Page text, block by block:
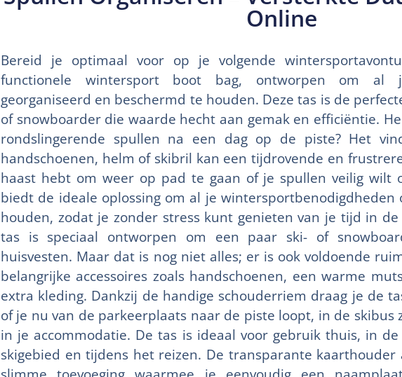
Online
Bereid je optimaal voor op je volgende
functionele wintersport boot bag, ontworpen om al
georganiseerd en beschermd te houden. Deze tas is de
of snowboarder die waarde hecht aan gemak en efficiëntie.
rondslingerende spullen na een dag op de piste? Het
handschoenen, helm of skibril kan een tijdrovende en
haast hebt om weer op pad te gaan of je spullen veilig wilt
biedt de ideale oplossing om al je wintersportbenodigdheden
houden, zodat je zonder stress kunt genieten van je tijd in de
tas is speciaal ontworpen om een paar ski- of
huisvesten. Maar dat is nog niet alles; er is ook voldoende
belangrijke accessoires zoals handschoenen, een warme
extra kleding. Dankzij de handige schouderriem draag je de
of je nu van de parkeerplaats naar de piste loopt, in de
in je accommodatie. De tas is ideaal voor gebruik thuis, in
skigebied en tijdens het reizen. De transparante